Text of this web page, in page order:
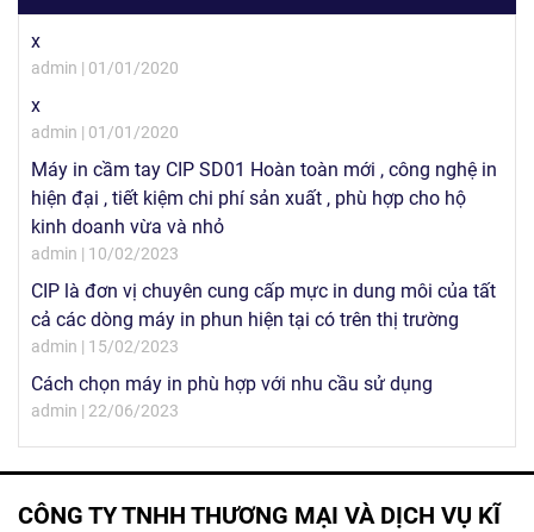
x
admin | 01/01/2020
x
admin | 01/01/2020
Máy in cầm tay CIP SD01 Hoàn toàn mới , công nghệ in
hiện đại , tiết kiệm chi phí sản xuất , phù hợp cho hộ
kinh doanh vừa và nhỏ
admin | 10/02/2023
CIP là đơn vị chuyên cung cấp mực in dung môi của tất
cả các dòng máy in phun hiện tại có trên thị trường
admin | 15/02/2023
Cách chọn máy in phù hợp với nhu cầu sử dụng
admin | 22/06/2023
CÔNG TY TNHH THƯƠNG MẠI VÀ DỊCH VỤ KĨ